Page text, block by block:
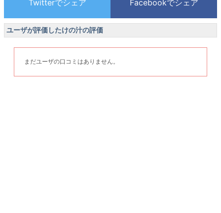
ユーザが評価したけの汁の評価
まだユーザの口コミはありません。